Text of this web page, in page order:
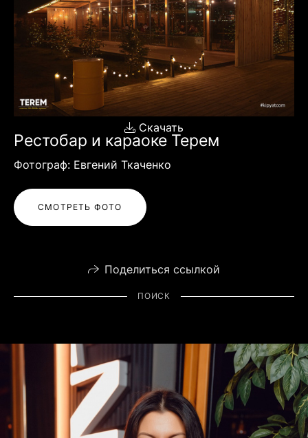
Скачать
Рестобар и караоке Терем
Фотограф: Евгений Ткаченко
СМОТРЕТЬ ФОТО
Поделиться ссылкой
ПОИСК